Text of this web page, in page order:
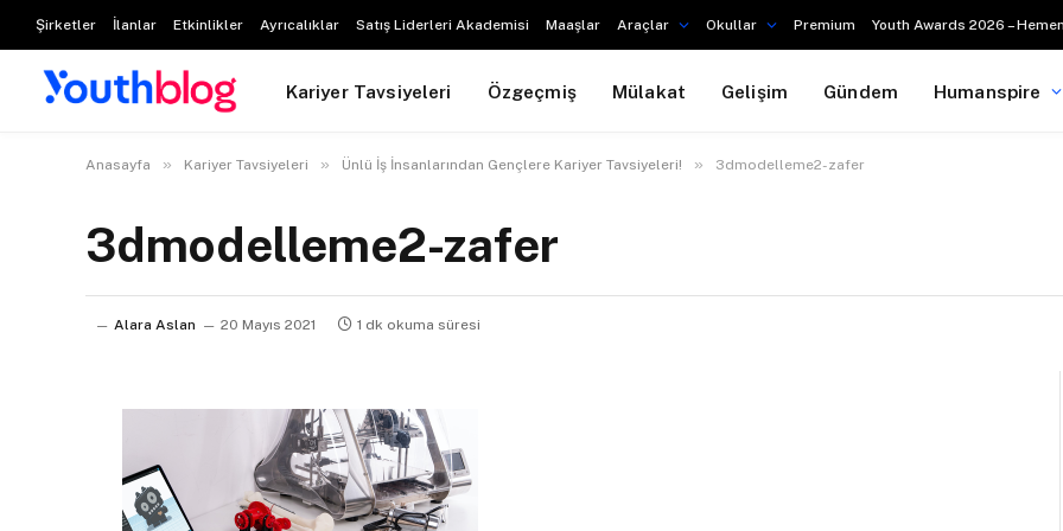
Şirketler İlanlar Etkinlikler Ayrıcalıklar Satış Liderleri Akademisi Maaşlar Araçlar Okullar Premium Youth Awards 2026 –
Kariyer Tavsiyeleri Özgeçmiş Mülakat Gelişim Gündem Humanspire
Anasayfa » Kariyer Tavsiyeleri » Ünlü İş İnsanlarından Gençlere Kariyer Tavsiyeleri! » 3dmodelleme2-zafer
3dmodelleme2-zafer
Alara Aslan 20 Mayıs 2021 1 dk okuma süresi